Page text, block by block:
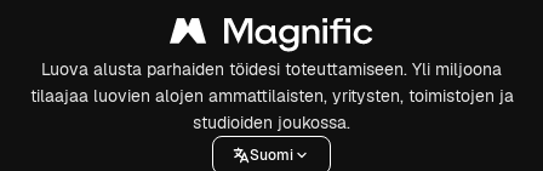
Luova alusta parhaiden töidesi toteuttamiseen. Yli miljoona
tilaajaa luovien alojen ammattilaisten, yritysten, toimistojen ja
studioiden joukossa.
Suomi